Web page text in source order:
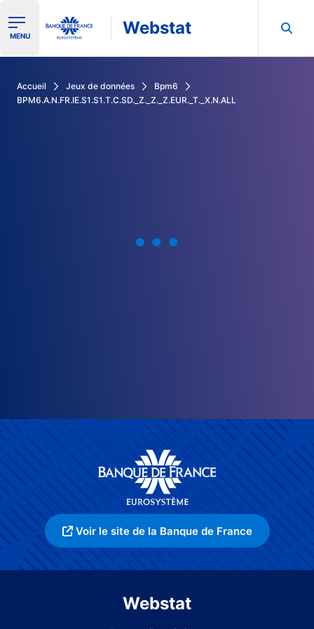
Ouvrir le menu de navigation
MENU Webstat
Accueil Jeux de données
Bpm6
BPM6.A.N.FR.IE.S1.S1.T.C.SD._Z._Z._Z.EUR._T._X.N.ALL
Voir le site de la Banque de France
Webstat